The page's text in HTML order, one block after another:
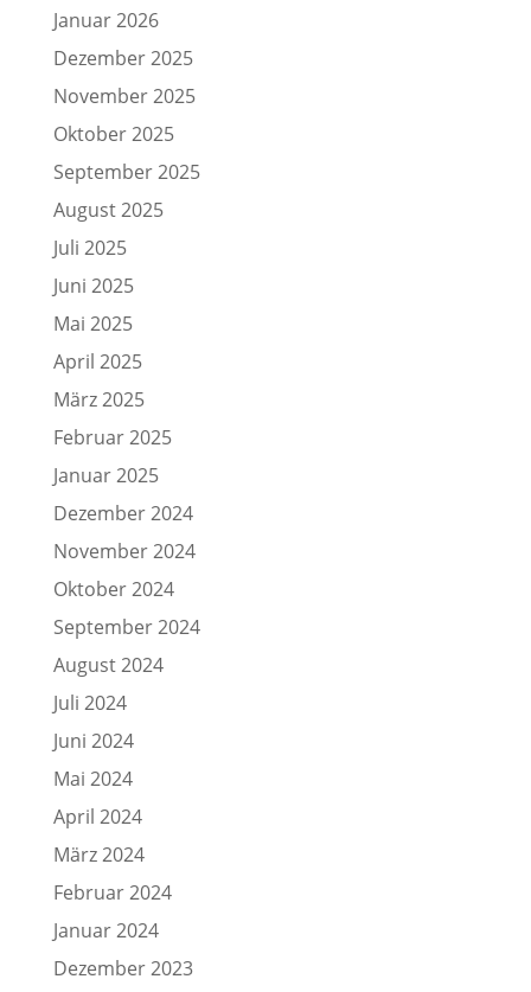
Januar 2026
Dezember 2025
November 2025
Oktober 2025
September 2025
August 2025
Juli 2025
Juni 2025
Mai 2025
April 2025
März 2025
Februar 2025
Januar 2025
Dezember 2024
November 2024
Oktober 2024
September 2024
August 2024
Juli 2024
Juni 2024
Mai 2024
April 2024
März 2024
Februar 2024
Januar 2024
Dezember 2023